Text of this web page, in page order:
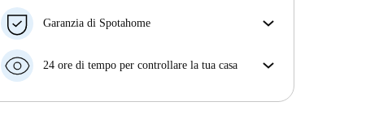
Garanzia di Spotahome
con breve preavviso, noi A) ti pagheremo un hotel e
B) ti rimborseremo totalmente
24 ore di tempo per controllare la tua casa